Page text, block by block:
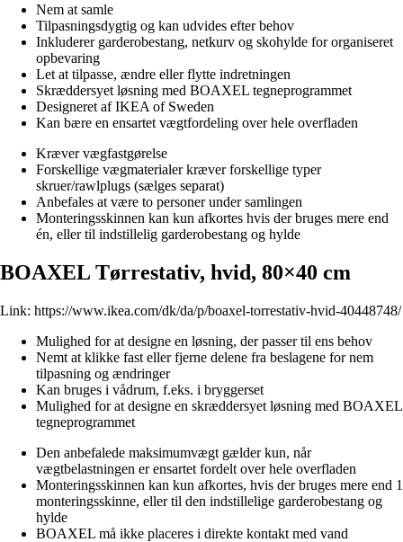
Nem at samle
Tilpasningsdygtig og kan udvides efter behov
Inkluderer garderobestang, netkurv og skohylde for organiseret
opbevaring
Let at tilpasse, ændre eller flytte indretningen
Skræddersyet løsning med BOAXEL tegneprogrammet
Designeret af IKEA of Sweden
Kan bære en ensartet vægtfordeling over hele overfladen
Kræver vægfastgørelse
Forskellige vægmaterialer kræver forskellige typer
skruer/rawlplugs (sælges separat)
Anbefales at være to personer under samlingen
Monteringsskinnen kan kun afkortes hvis der bruges mere end
én, eller til indstillelig garderobestang og hylde
BOAXEL Tørrestativ, hvid, 80×40 cm
Link: https://www.ikea.com/dk/da/p/boaxel-torrestativ-hvid-40448748/
Mulighed for at designe en løsning, der passer til ens behov
Nemt at klikke fast eller fjerne delene fra beslagene for nem
tilpasning og ændringer
Kan bruges i vådrum, f.eks. i bryggerset
Mulighed for at designe en skræddersyet løsning med BOAXEL
tegneprogrammet
Den anbefalede maksimumvægt gælder kun, når
vægtbelastningen er ensartet fordelt over hele overfladen
Monteringsskinnen kan kun afkortes, hvis der bruges mere end 1
monteringsskinne, eller til den indstillelige garderobestang og
hylde
BOAXEL må ikke placeres i direkte kontakt med vand